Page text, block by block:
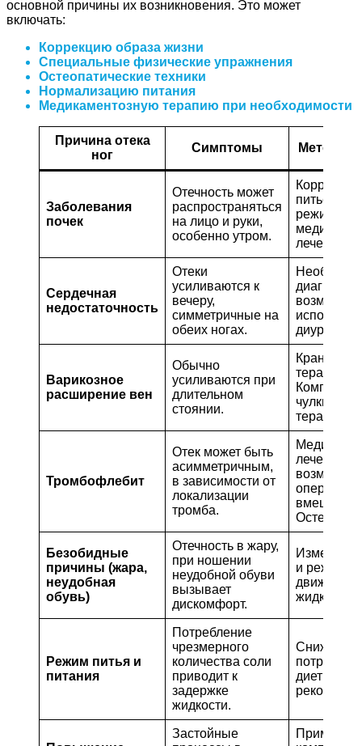
основной причины их возникновения. Это может
включать:
Коррекцию образа жизни
Специальные физические упражнения
Остеопатические техники
Нормализацию питания
Медикаментозную терапию при необходимости
Причина отека
ног
Симптомы Методы
Заболевания
почек
Отечность может
распространяться
на лицо и руки,
особенно утром.
Коррекция
питьевого
режима,
лечение.
Сердечная
недостаточность
Отеки
усиливаются к
вечеру,
симметричные на
обеих ногах.
возможно
Варикозное
расширение вен
Обычно
усиливаются при
длительном
стоянии.
терапия.
чулки,
терапия.
Тромбофлебит
Отек может быть
асимметричным,
в зависимости от
локализации
тромба.
лечение,
возможно
Безобидные
причины (жара,
неудобная
обувь)
Отечность в жару,
при ношении
неудобной обуви
вызывает
дискомфорт.
и режима
движения,
жидкости.
Режим питья и
питания
Потребление
чрезмерного
количества соли
приводит к
задержке
жидкости.
Снижение
Застойные